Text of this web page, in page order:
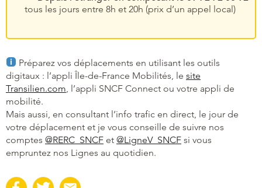
tous les jours entre 8h et 20h (prix d’un appel local)
Préparez vos déplacements en utilisant les outils
digitaux : l’appli Île-de-France Mobilités, le site
Transilien.com , l’appli SNCF Connect ou votre appli de
mobilité.
Mais aussi, en consultant l’info trafic en direct, le jour de
votre déplacement et je vous conseille de suivre nos
comptes @RERC_SNCF et @LigneV_SNCF si vous
empruntez nos Lignes au quotidien.